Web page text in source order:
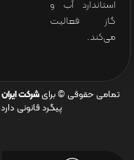
استاندارد آب و
گاز فعالیت
می‌کند.
تمامی حقوقی © برای شرکت ایران
پیگرد قانونی